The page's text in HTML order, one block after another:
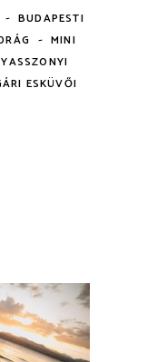
- BUDAPESTI
- MINI
ESKÜVŐI